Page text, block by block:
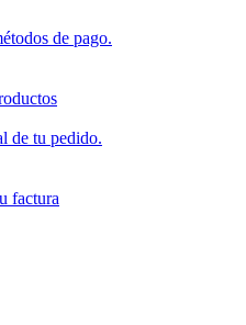
de pago.
de tu pedido.
factura